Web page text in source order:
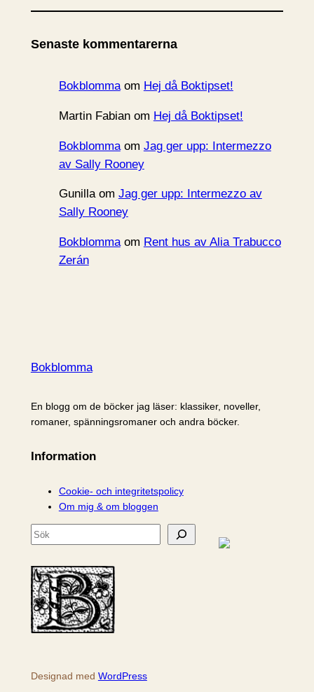
k
v
Senaste kommentarerna
Bokblommaom Hej då Boktipset!
Martin Fabianom Hej då Boktipset!
Bokblommaom Jag ger upp: Intermezzo
av Sally Rooney
Gunillaom Jag ger upp: Intermezzo av
Sally Rooney
Bokblommaom Rent hus av Alia Trabucco
Zerán
Bokblomma
En blogg om de böcker jag läser: klassiker, noveller,
romaner, spänningsromaner och andra böcker.
Information
Cookie- och integritetspolicy
Om mig & om bloggen
S
k
Designad med WordPress